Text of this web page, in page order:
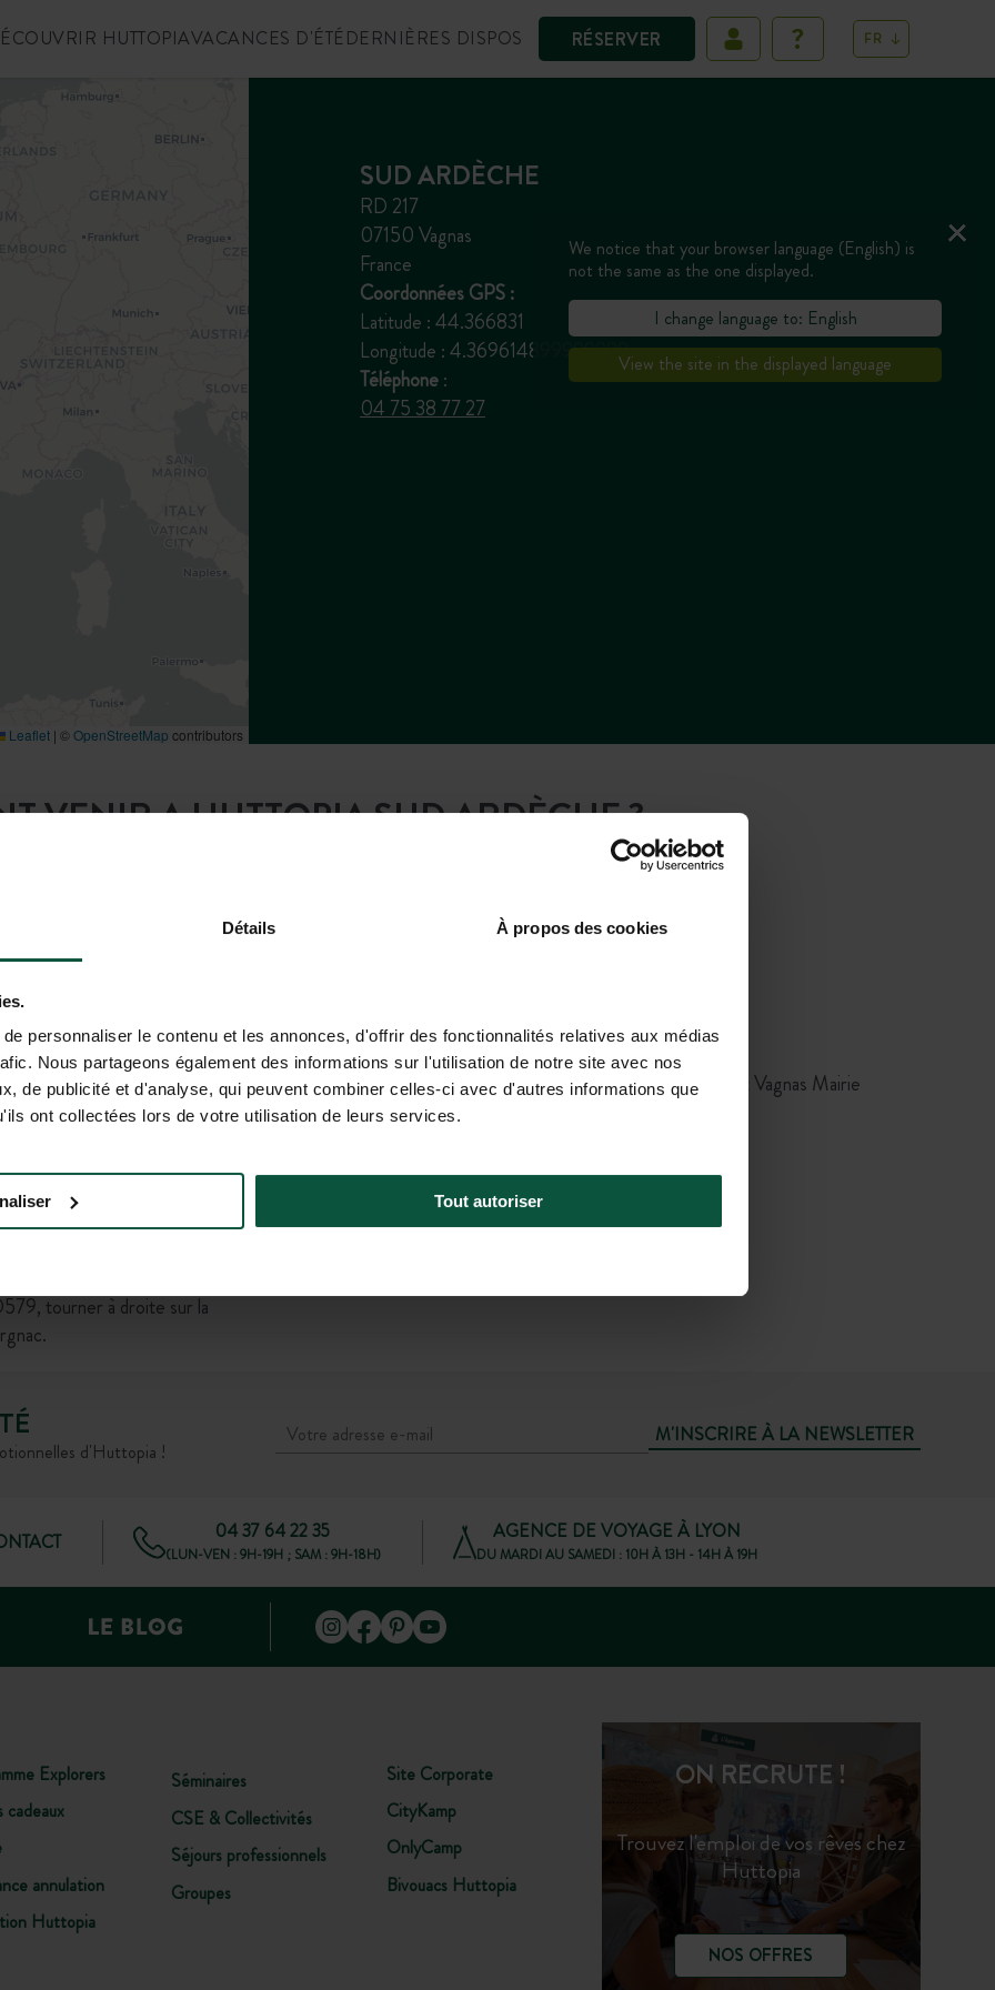
Détails À propos des cookies
personnaliser le contenu et les annonces, d'offrir des fonctionnalités relatives aux médias
Nous partageons également des informations sur l'utilisation de notre site avec nos
de publicité et d'analyse, qui peuvent combiner celles-ci avec d'autres informations que
ont collectées lors de votre utilisation de leurs services.
Tout autoriser
RÉSERVER
HUTTOPIAVACANCES D'ÉTÉDERNIÈRES DISPOS FR
Leaflet | ©OpenStreetMap contributors
SUD ARDÈCHE
RD 217
07150 Vagnas
France
Coordonnées GPS :
Latitude : 44.366831
Longitude : 4.369614899999988
Téléphone:
04 75 38 77 27
VENIR A HUTTOPIA SUD ARDÈCHE ?
18). Suivre Pierrelatte,
suivre Vallon Pont
directions », puis suivre
pendant 3,5km.
d’Orgnac.
:
A la sortie de Vagnas,
direction l’Aven d’Orgnac.
Pont-Saint-Esprit. Sur
sur la D979. Suivre
tourner à droite sur la
Puis
Car régional Auvergne-Rhône-Alpes :
Départ de l’arrêt Pierrelatte Gare SNCF → Arrivée à l’arrêt Vagnas Mairie
(1h20 à 1h40 de car + 20 min de marche)
Taxi
(50 min)
We notice that your browser language (English) is
not the same as the one displayed.
I change language to: English
View the site in the displayed language
d'Huttopia !
M'INSCRIRE À LA NEWSLETTER
04 37 64 22 35
(LUN-VEN : 9H-19H ; SAM : 9H-18H)
AGENCE DE VOYAGE À LYON
DU MARDI AU SAMEDI : 10H À 13H - 14H À 19H
Explorers
cadeaux
annulation
Huttopia
Séminaires
CSE & Collectivités
Séjours professionnels
Groupes
Site Corporate
CityKamp
OnlyCamp
Bivouacs Huttopia
ON RECRUTE !
Trouvez l'emploi de vos rêves chez
Huttopia
NOS OFFRES